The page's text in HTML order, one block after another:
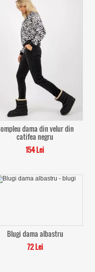
dama din velur din
catifea negru
154 Lei
Blugi dama albastru
72 Lei